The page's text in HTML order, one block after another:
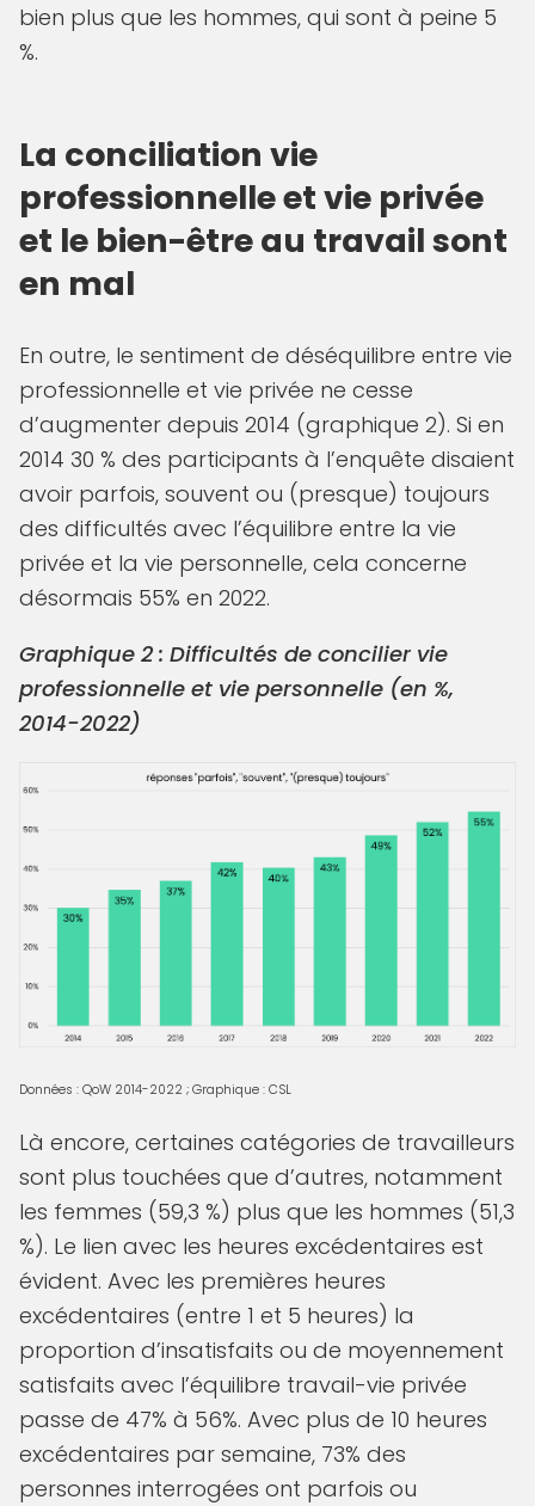
bien plus que les hommes, qui sont à peine 5
%.
La conciliation vie
professionnelle et vie privée
et le bien-être au travail sont
en mal
En outre, le sentiment de déséquilibre entre vie
professionnelle et vie privée ne cesse
d’augmenter depuis 2014 (graphique 2). Si en
2014 30 % des participants à l’enquête disaient
avoir parfois, souvent ou (presque) toujours
des difficultés avec l’équilibre entre la vie
privée et la vie personnelle, cela concerne
désormais 55% en 2022.
Graphique 2 : Difficultés de concilier vie
professionnelle et vie personnelle (en %,
2014-2022)
Données : QoW 2014-2022 ; Graphique : CSL
Là encore, certaines catégories de travailleurs
sont plus touchées que d’autres, notamment
les femmes (59,3 %) plus que les hommes (51,3
%). Le lien avec les heures excédentaires est
évident. Avec les premières heures
excédentaires (entre 1 et 5 heures) la
proportion d’insatisfaits ou de moyennement
satisfaits avec l’équilibre travail-vie privée
passe de 47% à 56%. Avec plus de 10 heures
excédentaires par semaine, 73% des
personnes interrogées ont parfois ou